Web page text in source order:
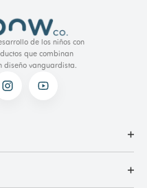
de los niños con
que combinan
diseño vanguardista.